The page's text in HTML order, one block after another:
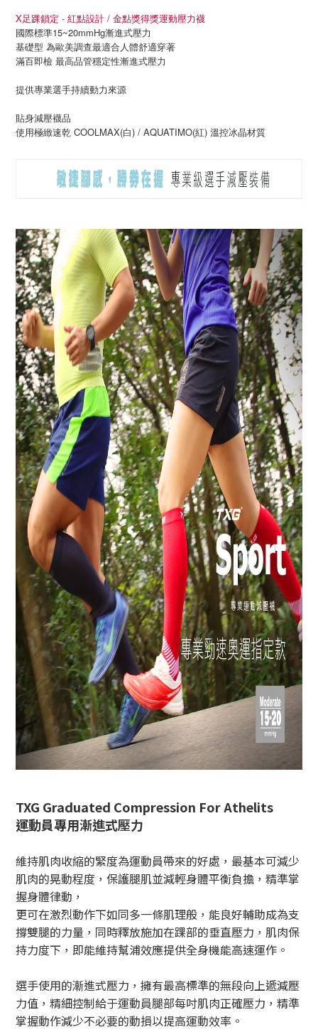
X足踝鎖定 - 紅點設計 / 金點獎得獎運動壓力襪
國際標準15~20mmHg漸進式壓力
基礎型 為歐美調查最適合人體舒適穿著
滿百即檢 最高品管穩定性漸進式壓力
提供專業選手持續動力來源
貼身減壓襪品
使用極緻速乾 COOLMAX(白) / AQUATIMO(紅) 溫控冰晶材質
TXG Graduated Compression For Athelits
運動員專用漸進式壓力
維持肌肉收縮的緊度為運動員帶來的好處，最基本可減少
肌肉的晃動程度，保護腿肌並減輕身體平衡負擔，精準掌
握身體律動，
更可在激烈動作下如同多一條肌理般，能良好輔助成為支
撐雙腿的力量，同時釋放施加在踝部的垂直壓力，肌肉保
持力度下，即能維持幫浦效應提供全身機能高速運作。
選手使用的漸進式壓力，擁有最高標準的無段向上遞減壓
力值，精細控制給于運動員腿部每吋肌肉正確壓力，精準
掌握動作減少不必要的動損以提高運動效率。